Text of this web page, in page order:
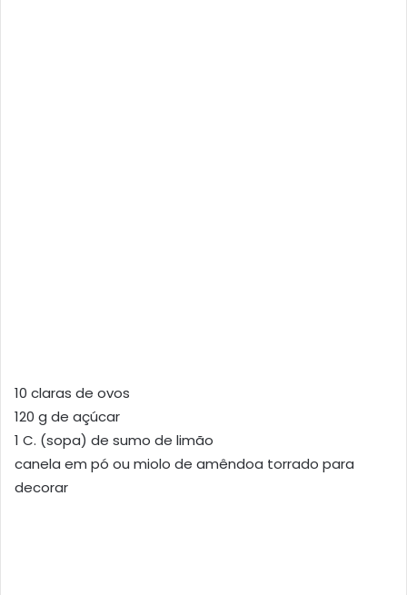
10 claras de ovos
120 g de açúcar
1 C. (sopa) de sumo de limão
canela em pó ou miolo de amêndoa torrado para
decorar